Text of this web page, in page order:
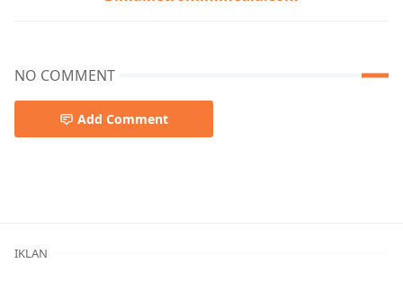
NO COMMENT
Add Comment
IKLAN